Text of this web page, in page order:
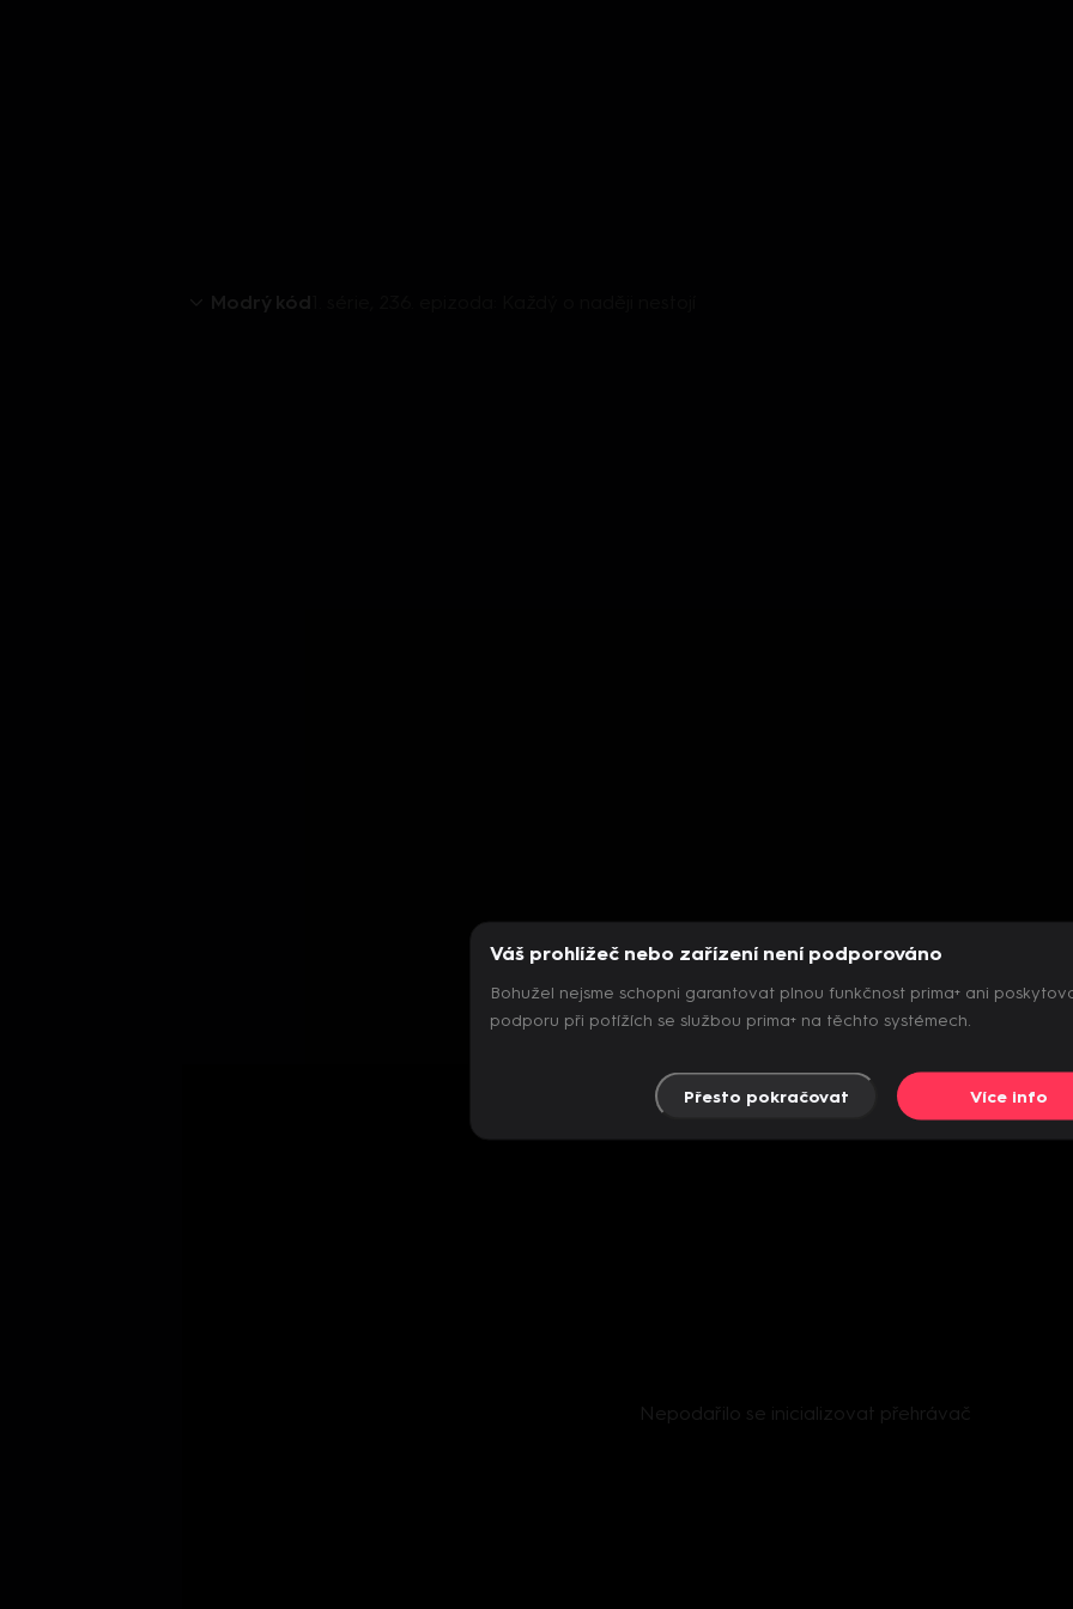
Nepodařilo se inicializovat přehrávač
Váš prohlížeč nebo zařízení není podporováno
Bohužel nejsme schopni garantovat plnou funkčnost prima+ ani
podporu při potížích se službou prima+ na těchto systémech.
Přesto pokračovat Více info